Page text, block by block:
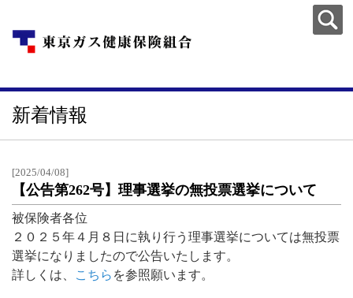
新着情報
[2025/04/08]
【公告第262号】理事選挙の無投票選挙について
被保険者各位
２０２５年４月８日に執り行う理事選挙については無投票
選挙になりましたので公告いたします。
詳しくは、
こちら を参照願います。